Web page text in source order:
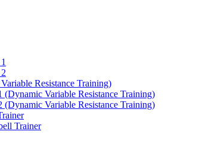
Resistance Training)
Variable Resistance Training)
Variable Resistance Training)
Trainer